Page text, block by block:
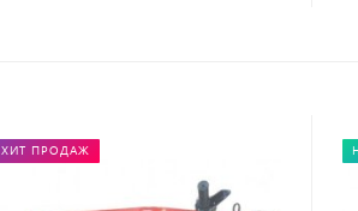
ХИТ ПРОДАЖ